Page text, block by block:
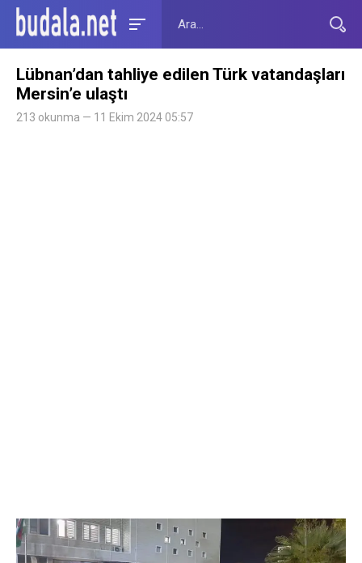
Lübnan’dan tahliye edilen Türk vatandaşları
Mersin’e ulaştı
213 okunma — 11 Ekim 2024 05:57